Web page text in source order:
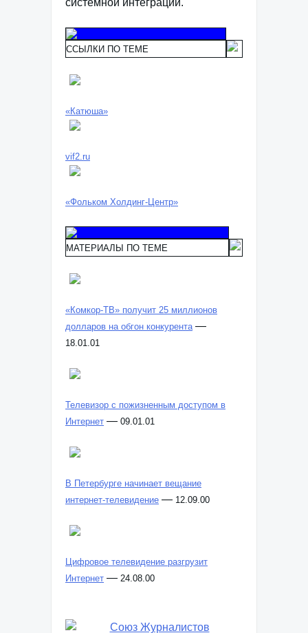
системной интеграции.
ССЫЛКИ ПО ТЕМЕ
«Катюша»
vif2.ru
«Фольком Холдинг-Центр»
МАТЕРИАЛЫ ПО ТЕМЕ
«Комкор-ТВ» получит 25 миллионов
долларов на обгон конкурента —
18.01.01
Телевизор с пожизненным доступом в
Интернет — 09.01.01
В Петербурге начинает вещание
интернет-телевидение — 12.09.00
Цифровое телевидение разгрузит
Интернет — 24.08.00